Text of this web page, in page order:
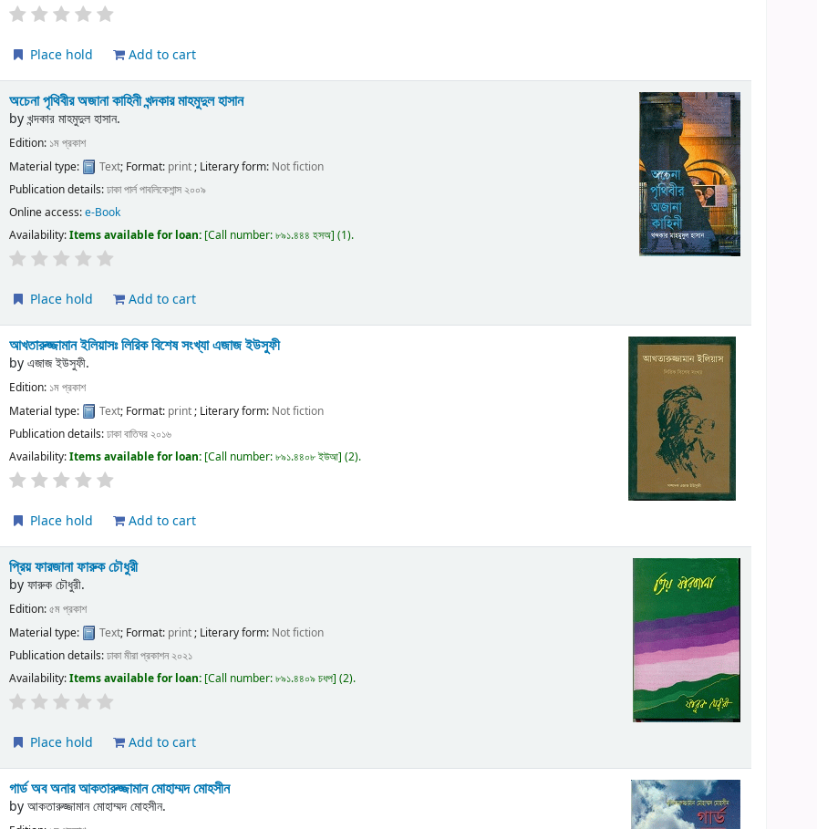
Place hold Add to cart
অচেনা পৃথিবীর অজানা কাহিনীখন্দকার মাহমুদুল হাসান
byখন্দকার মাহমুদুল হাসান.
Edition: ১ম প্রকাশ
Material type:
Text; Format: print ; Literary form: Not fiction
Publication details:ঢাকাপার্ল পাবলিকেশান্স ২০০৯
Online access:e-Book
Availability:Items available for loan: Call number:৮৯১.৪৪৪ হসঅ (1).
Place hold Add to cart
আখতারুজ্জামান ইলিয়াসঃ লিরিক বিশেষ সংখ্যাএজাজ ইউসুফী
byএজাজ ইউসুফী.
Edition: ১ম প্রকাশ
Material type:
Text; Format: print; Literary form: Not fiction
Publication details:ঢাকাবাতিঘর ২০১৬
Availability:Items available for loan: Call number:৮৯১.৪৪০৮ ইউআ (2).
Place hold Add to cart
প্রিয় ফারজানাফারুক চৌধুরী
byফারুক চৌধুরী.
Edition:৫ম প্রকাশ
Material type:
Text; Format: print ; Literary form: Not fiction
Publication details:ঢাকামীরা প্রকাশন ২০২১
Availability:Items available for loan: Call number:৮৯১.৪৪০৯ চধপ (2).
Place hold Add to cart
গার্ড অব অনারআকতারুজ্জামান মোহাম্মদ মোহসীন
byআকতারুজ্জামান মোহাম্মদ মোহসীন.